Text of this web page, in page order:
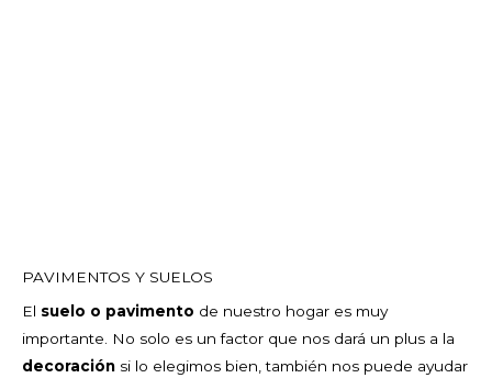
PAVIMENTOS Y SUELOS
El suelo o pavimento de nuestro hogar es muy
importante. No solo es un factor que nos dará un plus a la
decoración si lo elegimos bien, también nos puede ayudar